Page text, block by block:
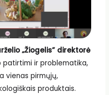
„Žiogelis” direktorė
ir problematika,
vienas pirmųjų,
produktais.